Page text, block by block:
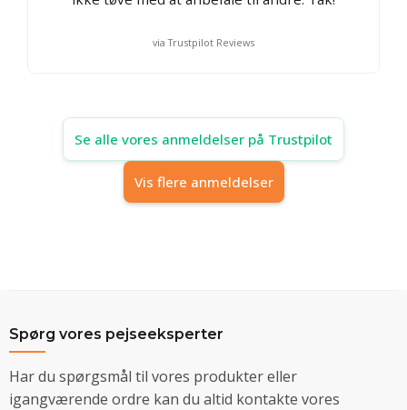
via Trustpilot Reviews
Se alle vores anmeldelser på Trustpilot
Vis flere anmeldelser
Spørg vores pejseeksperter
Har du spørgsmål til vores produkter eller
igangværende ordre kan du altid kontakte vores